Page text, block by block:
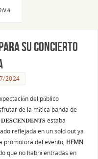
para su concierto
2024
del público
de la mítica banda de
𝐃𝐄𝐒𝐂𝐄𝐍𝐃𝐄𝐍𝐓𝐒 estaba
reflejada en un sold out ya
promotora del evento, HFMN
que no habrá entradas en